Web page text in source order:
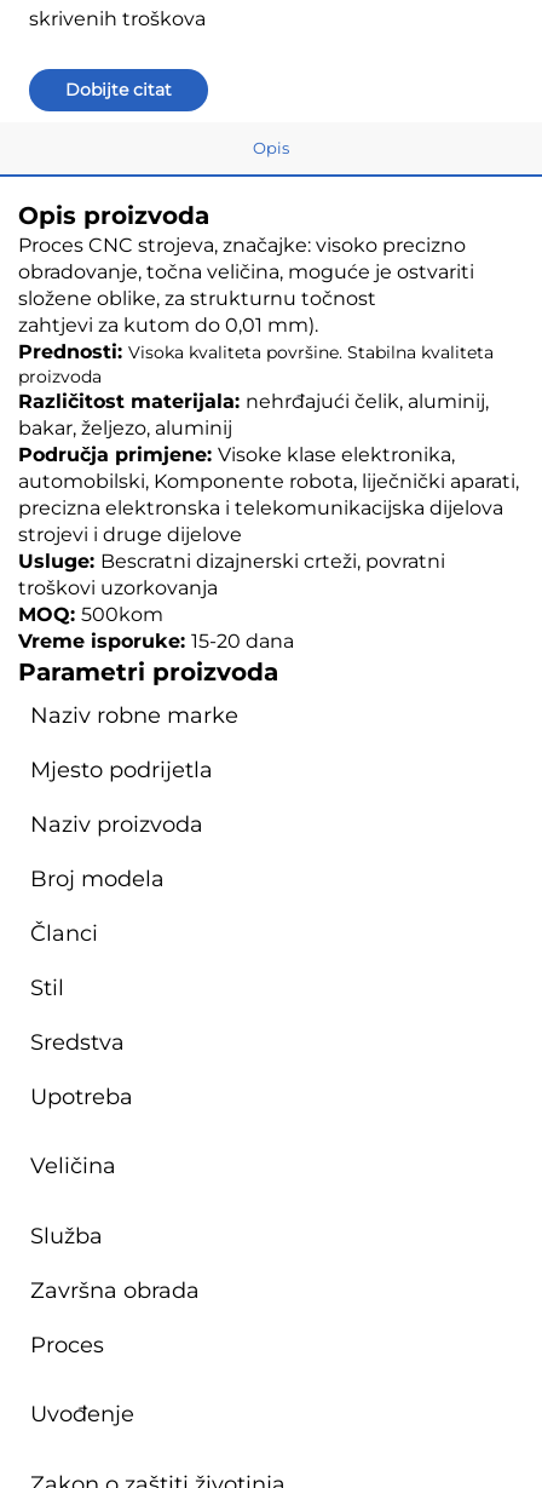
skrivenih troškova
Dobijte citat
Opis
Opis proizvoda
Proces CNC strojeva, značajke: visoko precizno
obradovanje, točna veličina, moguće je ostvariti
složene oblike, za strukturnu točnost
zahtjevi za kutom do 0,01 mm).
Prednosti: Visoka kvaliteta površine. Stabilna kvaliteta
proizvoda
Različitost materijala: nehrđajući čelik, aluminij,
bakar, željezo, aluminij
Područja primjene: Visoke klase elektronika,
automobilski, Komponente robota, liječnički aparati,
precizna elektronska i telekomunikacijska dijelova
strojevi i druge dijelove
Usluge: Bescratni dizajnerski crteži, povratni
troškovi uzorkovanja
MOQ: 500kom
Vreme isporuke: 15-20 dana
Parametri proizvoda
Naziv robne marke
Mjesto podrijetla
Naziv proizvoda
Broj modela
Članci
Stil
Sredstva
Upotreba
Veličina
Služba
Završna obrada
Proces
Uvođenje